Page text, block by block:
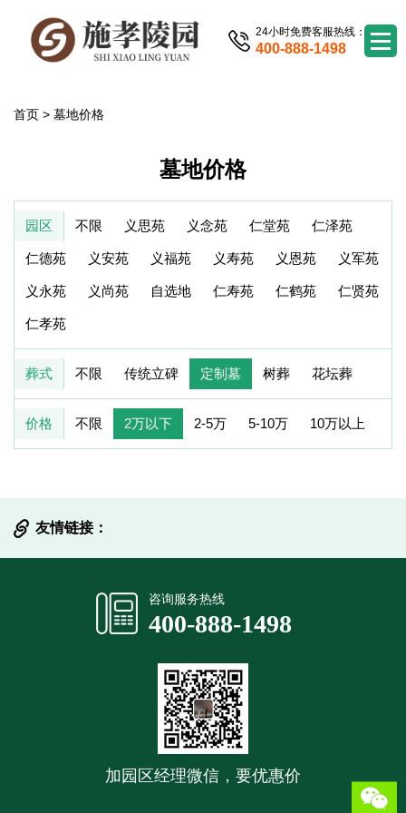
24小时免费客服热线：
400-888-1498
首页 > 墓地价格
墓地价格
园区 不限 义思苑 义念苑 仁堂苑 仁泽苑
仁德苑 义安苑 义福苑 义寿苑 义恩苑 义军苑
义永苑 义尚苑 自选地 仁寿苑 仁鹤苑 仁贤苑
仁孝苑
葬式 不限 传统立碑 定制墓 树葬 花坛葬
价格 不限 2万以下 2-5万 5-10万 10万以上
友情链接：
咨询服务热线
400-888-1498
加园区经理微信，要优惠价